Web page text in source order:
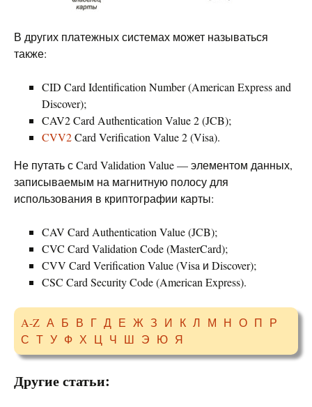
В других платежных системах может называться
также:
CID Card Identification Number (American Express and
Discover);
CAV2 Card Authentication Value 2 (JCB);
CVV2Card Verification Value 2 (Visa).
Не путать с Card Validation Value — элементом данных,
записываемым на магнитную полосу для
использования в криптографии карты:
CAV Card Authentication Value (JCB);
CVC Card Validation Code (MasterCard);
CVV Card Verification Value (Visa и Discover);
CSC Card Security Code (American Express).
A-Z А Б В Г Д Е Ж З И К Л М Н О П Р
С Т У Ф Х Ц Ч Ш Э Ю Я
Другие статьи: